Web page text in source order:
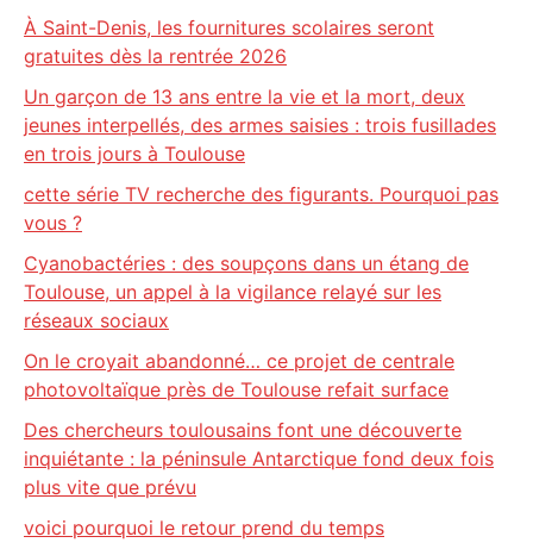
À Saint-Denis, les fournitures scolaires seront
gratuites dès la rentrée 2026
Un garçon de 13 ans entre la vie et la mort, deux
jeunes interpellés, des armes saisies : trois fusillades
en trois jours à Toulouse
cette série TV recherche des figurants. Pourquoi pas
vous ?
Cyanobactéries : des soupçons dans un étang de
Toulouse, un appel à la vigilance relayé sur les
réseaux sociaux
On le croyait abandonné… ce projet de centrale
photovoltaïque près de Toulouse refait surface
Des chercheurs toulousains font une découverte
inquiétante : la péninsule Antarctique fond deux fois
plus vite que prévu
voici pourquoi le retour prend du temps